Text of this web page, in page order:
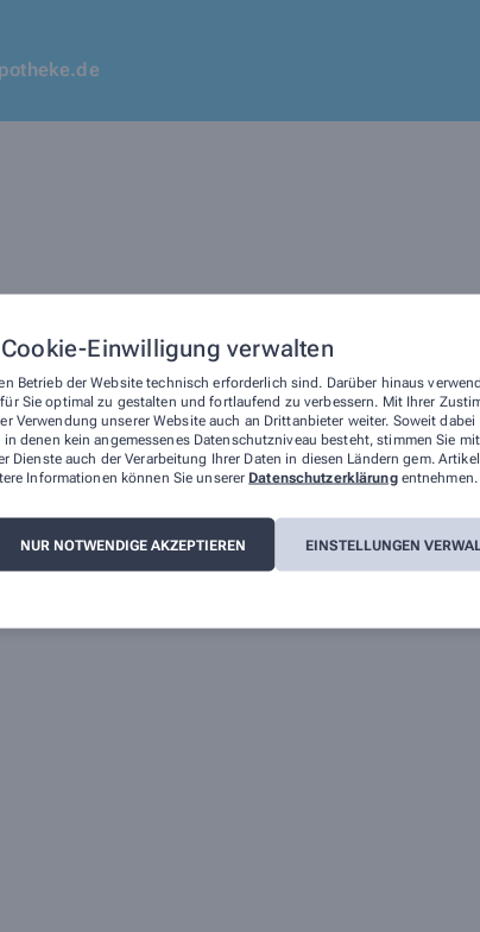
Cookie-Einwilligung verwalten
Betrieb der Website technisch erforderlich sind. Darüber hinaus
Sie optimal zu gestalten und fortlaufend zu verbessern. Mit Ihrer
Verwendung unserer Website auch an Drittanbieter weiter. Soweit dabei
denen kein angemessenes Datenschutzniveau besteht, stimmen Sie
Dienste auch der Verarbeitung Ihrer Daten in diesen Ländern gem.
Informationen können Sie unserer Datenschutzerklärungentnehmen.
NUR NOTWENDIGE AKZEPTIEREN EINSTELLUNGEN